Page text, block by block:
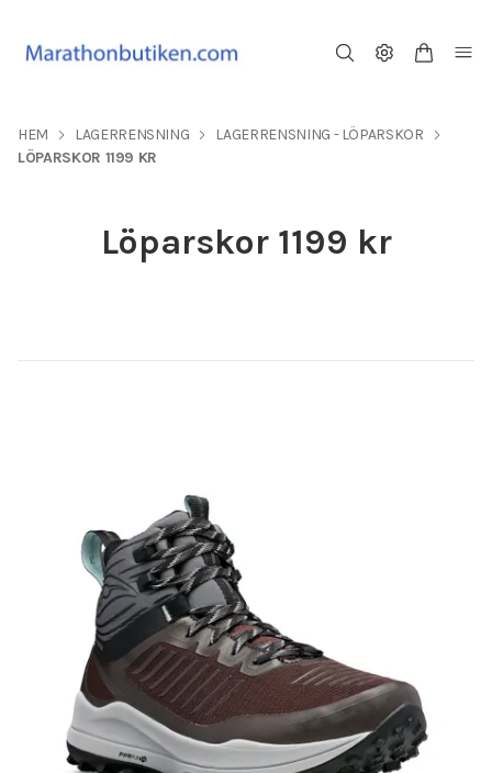
HEM LAGERRENSNING
LAGERRENSNING - LÖPARSKOR
LÖPARSKOR 1199 KR
Löparskor 1199 kr